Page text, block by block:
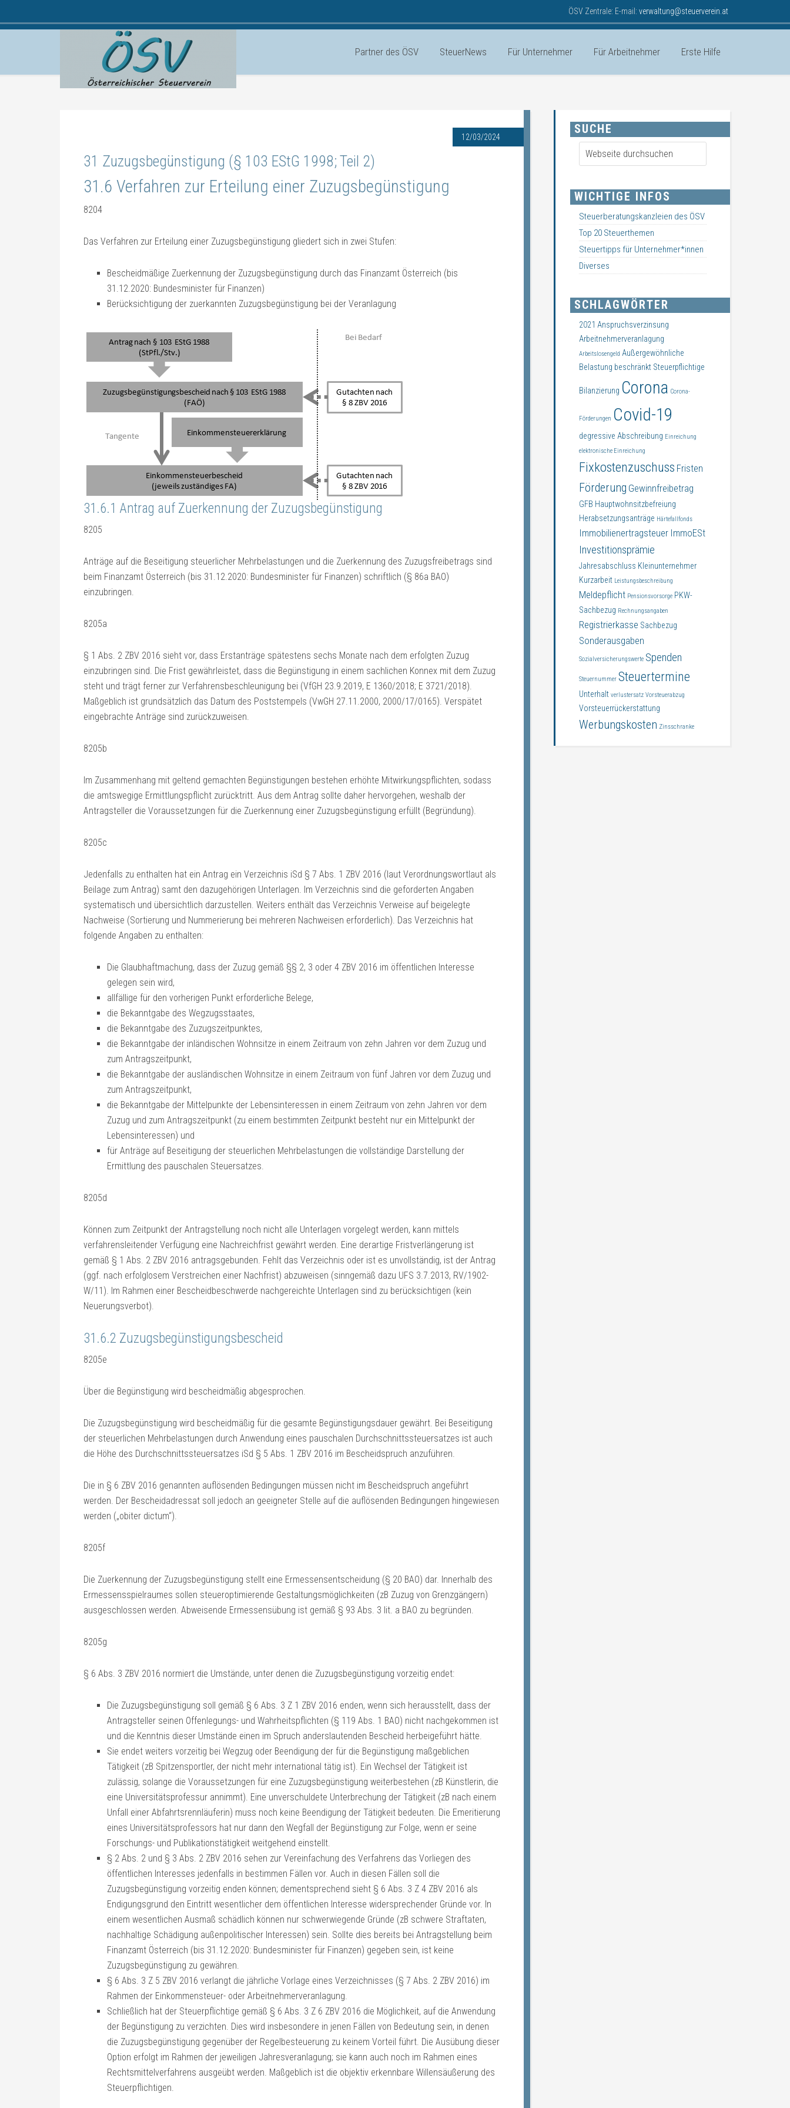
ÖSV Zentrale: E-mail: verwaltung@steuerverein.at
Partner des ÖSV SteuerNews Für Unternehmer Für Arbeitnehmer Erste Hilfe
12/03/2024
31 Zuzugsbegünstigung (§ 103 EStG 1998; Teil 2)
31.6 Verfahren zur Erteilung einer Zuzugsbegünstigung
8204
Das Verfahren zur Erteilung einer Zuzugsbegünstigung gliedert sich in zwei Stufen:
Bescheidmäßige Zuerkennung der Zuzugsbegünstigung durch das Finanzamt Österreich (bis
31.12.2020: Bundesminister für Finanzen)
Berücksichtigung der zuerkannten Zuzugsbegünstigung bei der Veranlagung
31.6.1 Antrag auf Zuerkennung der Zuzugsbegünstigung
8205
Anträge auf die Beseitigung steuerlicher Mehrbelastungen und die Zuerkennung des Zuzugsfreibetrags sind
beim Finanzamt Österreich (bis 31.12.2020: Bundesminister für Finanzen) schriftlich (§ 86a BAO)
einzubringen.
8205a
§ 1 Abs. 2 ZBV 2016 sieht vor, dass Erstanträge spätestens sechs Monate nach dem erfolgten Zuzug
einzubringen sind. Die Frist gewährleistet, dass die Begünstigung in einem sachlichen Konnex mit dem Zuzug
steht und trägt ferner zur Verfahrensbeschleunigung bei (VfGH 23.9.2019, E 1360/2018; E 3721/2018).
Maßgeblich ist grundsätzlich das Datum des Poststempels (VwGH 27.11.2000, 2000/17/0165). Verspätet
eingebrachte Anträge sind zurückzuweisen.
8205b
Im Zusammenhang mit geltend gemachten Begünstigungen bestehen erhöhte Mitwirkungspflichten, sodass
die amtswegige Ermittlungspflicht zurücktritt. Aus dem Antrag sollte daher hervorgehen, weshalb der
Antragsteller die Voraussetzungen für die Zuerkennung einer Zuzugsbegünstigung erfüllt (Begründung).
8205c
Jedenfalls zu enthalten hat ein Antrag ein Verzeichnis iSd § 7 Abs. 1 ZBV 2016 (laut Verordnungswortlaut als
Beilage zum Antrag) samt den dazugehörigen Unterlagen. Im Verzeichnis sind die geforderten Angaben
systematisch und übersichtlich darzustellen. Weiters enthält das Verzeichnis Verweise auf beigelegte
Nachweise (Sortierung und Nummerierung bei mehreren Nachweisen erforderlich). Das Verzeichnis hat
folgende Angaben zu enthalten:
Die Glaubhaftmachung, dass der Zuzug gemäß §§ 2, 3 oder 4 ZBV 2016 im öffentlichen Interesse
gelegen sein wird,
allfällige für den vorherigen Punkt erforderliche Belege,
die Bekanntgabe des Wegzugsstaates,
die Bekanntgabe des Zuzugszeitpunktes,
die Bekanntgabe der inländischen Wohnsitze in einem Zeitraum von zehn Jahren vor dem Zuzug und
zum Antragszeitpunkt,
die Bekanntgabe der ausländischen Wohnsitze in einem Zeitraum von fünf Jahren vor dem Zuzug und
zum Antragszeitpunkt,
die Bekanntgabe der Mittelpunkte der Lebensinteressen in einem Zeitraum von zehn Jahren vor dem
Zuzug und zum Antragszeitpunkt (zu einem bestimmten Zeitpunkt besteht nur ein Mittelpunkt der
Lebensinteressen) und
für Anträge auf Beseitigung der steuerlichen Mehrbelastungen die vollständige Darstellung der
Ermittlung des pauschalen Steuersatzes.
8205d
Können zum Zeitpunkt der Antragstellung noch nicht alle Unterlagen vorgelegt werden, kann mittels
verfahrensleitender Verfügung eine Nachreichfrist gewährt werden. Eine derartige Fristverlängerung ist
gemäß § 1 Abs. 2 ZBV 2016 antragsgebunden. Fehlt das Verzeichnis oder ist es unvollständig, ist der Antrag
(ggf. nach erfolglosem Verstreichen einer Nachfrist) abzuweisen (sinngemäß dazu UFS 3.7.2013, RV/1902-
W/11). Im Rahmen einer Bescheidbeschwerde nachgereichte Unterlagen sind zu berücksichtigen (kein
Neuerungsverbot).
31.6.2 Zuzugsbegünstigungsbescheid
8205e
Über die Begünstigung wird bescheidmäßig abgesprochen.
Die Zuzugsbegünstigung wird bescheidmäßig für die gesamte Begünstigungsdauer gewährt. Bei Beseitigung
der steuerlichen Mehrbelastungen durch Anwendung eines pauschalen Durchschnittssteuersatzes ist auch
die Höhe des Durchschnittssteuersatzes iSd § 5 Abs. 1 ZBV 2016 im Bescheidspruch anzuführen.
Die in § 6 ZBV 2016 genannten auflösenden Bedingungen müssen nicht im Bescheidspruch angeführt
werden. Der Bescheidadressat soll jedoch an geeigneter Stelle auf die auflösenden Bedingungen hingewiesen
werden („obiter dictum“).
8205f
Die Zuerkennung der Zuzugsbegünstigung stellt eine Ermessensentscheidung (§ 20 BAO) dar. Innerhalb des
Ermessensspielraumes sollen steueroptimierende Gestaltungsmöglichkeiten (zB Zuzug von Grenzgängern)
ausgeschlossen werden. Abweisende Ermessensübung ist gemäß § 93 Abs. 3 lit. a BAO zu begründen.
8205g
§ 6 Abs. 3 ZBV 2016 normiert die Umstände, unter denen die Zuzugsbegünstigung vorzeitig endet:
Die Zuzugsbegünstigung soll gemäß § 6 Abs. 3 Z 1 ZBV 2016 enden, wenn sich herausstellt, dass der
Antragsteller seinen Offenlegungs- und Wahrheitspflichten (§ 119 Abs. 1 BAO) nicht nachgekommen ist
und die Kenntnis dieser Umstände einen im Spruch anderslautenden Bescheid herbeigeführt hätte.
Sie endet weiters vorzeitig bei Wegzug oder Beendigung der für die Begünstigung maßgeblichen
Tätigkeit (zB Spitzensportler, der nicht mehr international tätig ist). Ein Wechsel der Tätigkeit ist
zulässig, solange die Voraussetzungen für eine Zuzugsbegünstigung weiterbestehen (zB Künstlerin, die
eine Universitätsprofessur annimmt). Eine unverschuldete Unterbrechung der Tätigkeit (zB nach einem
Unfall einer Abfahrtsrennläuferin) muss noch keine Beendigung der Tätigkeit bedeuten. Die Emeritierung
eines Universitätsprofessors hat nur dann den Wegfall der Begünstigung zur Folge, wenn er seine
Forschungs- und Publikationstätigkeit weitgehend einstellt.
§ 2 Abs. 2 und § 3 Abs. 2 ZBV 2016 sehen zur Vereinfachung des Verfahrens das Vorliegen des
öffentlichen Interesses jedenfalls in bestimmen Fällen vor. Auch in diesen Fällen soll die
Zuzugsbegünstigung vorzeitig enden können; dementsprechend sieht § 6 Abs. 3 Z 4 ZBV 2016 als
Endigungsgrund den Eintritt wesentlicher dem öffentlichen Interesse widersprechender Gründe vor. In
einem wesentlichen Ausmaß schädlich können nur schwerwiegende Gründe (zB schwere Straftaten,
nachhaltige Schädigung außenpolitischer Interessen) sein. Sollte dies bereits bei Antragstellung beim
Finanzamt Österreich (bis 31.12.2020: Bundesminister für Finanzen) gegeben sein, ist keine
Zuzugsbegünstigung zu gewähren.
§ 6 Abs. 3 Z 5 ZBV 2016 verlangt die jährliche Vorlage eines Verzeichnisses (§ 7 Abs. 2 ZBV 2016) im
Rahmen der Einkommensteuer- oder Arbeitnehmerveranlagung.
Schließlich hat der Steuerpflichtige gemäß § 6 Abs. 3 Z 6 ZBV 2016 die Möglichkeit, auf die Anwendung
der Begünstigung zu verzichten. Dies wird insbesondere in jenen Fällen von Bedeutung sein, in denen
die Zuzugsbegünstigung gegenüber der Regelbesteuerung zu keinem Vorteil führt. Die Ausübung dieser
Option erfolgt im Rahmen der jeweiligen Jahresveranlagung; sie kann auch noch im Rahmen eines
Rechtsmittelverfahrens ausgeübt werden. Maßgeblich ist die objektiv erkennbare Willensäußerung des
Steuerpflichtigen.
SUCHE
WICHTIGE INFOS
Steuerberatungskanzleien des ÖSV
Top 20 Steuerthemen
Steuertipps für Unternehmer*innen
Diverses
SCHLAGWÖRTER
2021 Anspruchsverzinsung
Arbeitnehmerveranlagung
Arbeitslosengeld Außergewöhnliche
Belastung beschränkt Steuerpflichtige
Bilanzierung Corona Corona-
Förderungen Covid-19
degressive Abschreibung Einreichung
elektronische Einreichung
Fixkostenzuschuss Fristen
Förderung Gewinnfreibetrag
GFB Hauptwohnsitzbefreiung
Herabsetzungsanträge Härtefallfonds
Immobilienertragsteuer ImmoESt
Investitionsprämie
Jahresabschluss Kleinunternehmer
Kurzarbeit Leistungsbeschreibung
Meldepflicht Pensionsvorsorge PKW-
Sachbezug Rechnungsangaben
Registrierkasse Sachbezug
Sonderausgaben
Sozialversicherungswerte Spenden
Steuernummer Steuertermine
Unterhalt verlustersatz Vorsteuerabzug
Vorsteuerrückerstattung
Werbungskosten Zinsschranke